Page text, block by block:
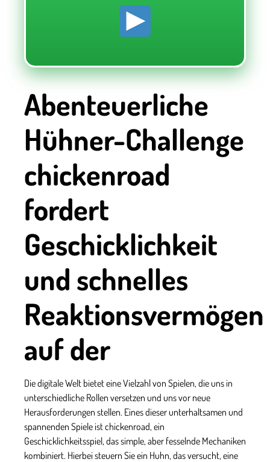
Abenteuerliche
Hühner-Challenge
chickenroad
fordert
Geschicklichkeit
und schnelles
Reaktionsvermögen
auf der
Die digitale Welt bietet eine Vielzahl von Spielen, die uns in
unterschiedliche Rollen versetzen und uns vor neue
Herausforderungen stellen. Eines dieser unterhaltsamen und
spannenden Spiele istchickenroad, ein
Geschicklichkeitsspiel, das simple, aber fesselnde Mechaniken
kombiniert. Hierbei steuern Sie ein Huhn, das versucht, eine